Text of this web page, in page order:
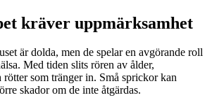
kräver uppmärksamhet
är dolda, men de spelar en avgörande roll
Med tiden slits rören av ålder,
rötter som tränger in. Små sprickor kan
skador om de inte åtgärdas.